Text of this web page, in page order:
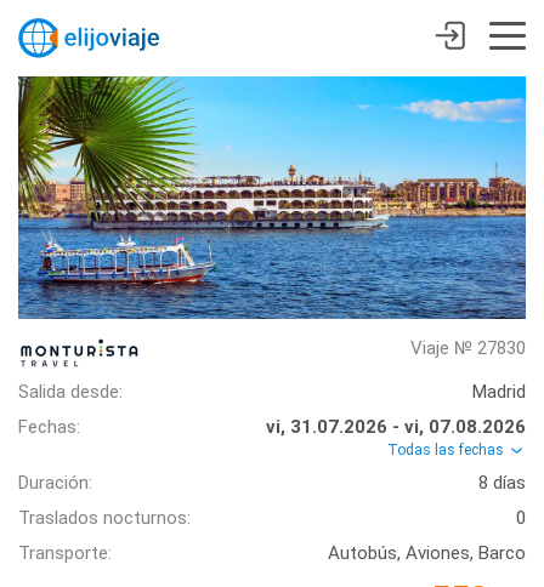
Viaje № 27830
Salida desde:
Madrid
Fechas:
vi, 31.07.2026 - vi, 07.08.2026
Todas las fechas
Duración:
8 días
Traslados nocturnos:
0
Transporte:
Autobús, Aviones, Barco